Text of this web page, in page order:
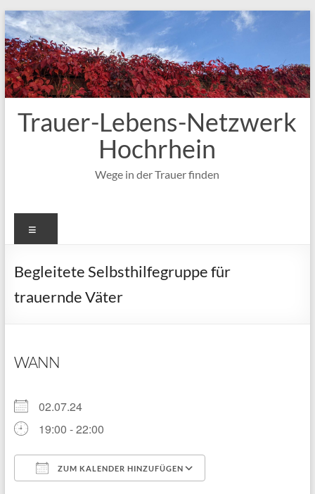
Zum
Inhalt
springen
Trauer-Lebens-Netzwerk
Hochrhein
Wege in der Trauer finden
Begleitete Selbsthilfegruppe für
trauernde Väter
WANN
02.07.24
19:00 - 22:00
ZUM KALENDER HINZUFÜGEN